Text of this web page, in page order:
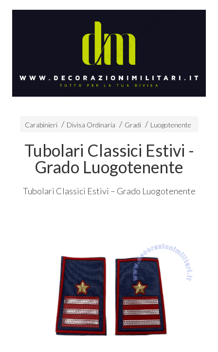
Carabinieri Divisa Ordinaria Gradi Luogotenente
Tubolari Classici Estivi -
Grado Luogotenente
Tubolari Classici Estivi – Grado Luogotenente